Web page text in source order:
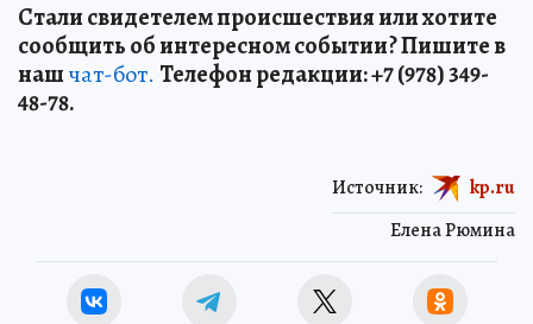
Стали свидетелем происшествия или хотите
сообщить об интересном событии? Пишите в
нашчат-бот. Телефон редакции: +7 (978) 349-
48-78.
Елена Рюмина
Источник: kp.ru